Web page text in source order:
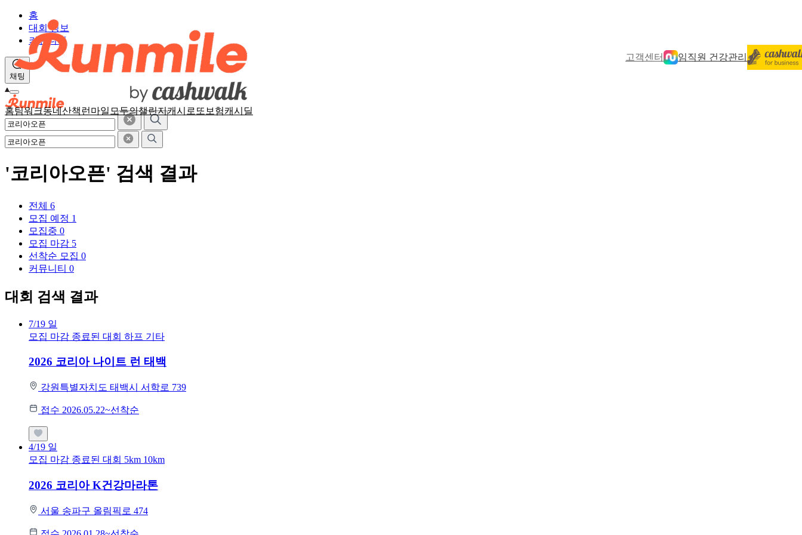
고객센터 임직원 건강관리
홈팀워크동네산책 런마일 모두의챌린지캐시로또 보험캐시딜
홈
대회 정보
커뮤니티
채팅
'코리아오픈' 검색 결과
전체 6
모집 예정 1
모집중 0
모집 마감 5
선착순 모집 0
커뮤니티 0
대회 검색 결과
7/19 일
모집 마감 종료된 대회 하프 기타
2026 코리아 나이트 런 태백
강원특별자치도 태백시 서학로 739
접수 2026.05.22~선착순
4/19 일
모집 마감 종료된 대회 5km 10km
2026 코리아 K건강마라톤
서울 송파구 올림픽로 474